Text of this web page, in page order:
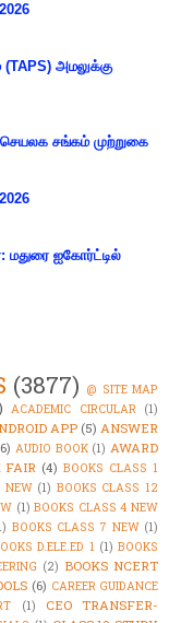
(TAPS) அமலுக்கு
செயலக சங்கம் முற்றுகை
மதுரை ஐகோர்ட்டில்
(3877) @ SITE MAP
ACADEMIC CIRCULAR (1)
APP (5) ANSWER
AUDIO BOOK (1) AWARD
FAIR (4) BOOKS CLASS 1
NEW (1) BOOKS CLASS 12
(1) BOOKS CLASS 4 NEW
BOOKS CLASS 7 NEW (1)
D.ELE.ED 1 (1) BOOKS
(2) BOOKS NCERT
(6) CAREER GUIDANCE
(1)
CEO TRANSFER-